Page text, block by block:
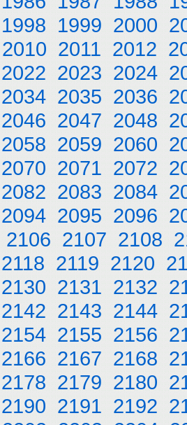
1998 1999 2000
2010 2011 2012
2022 2023 2024
2034 2035 2036
2046 2047 2048
2058 2059 2060
2070 2071 2072
2082 2083 2084
2094 2095 2096
2106 2107 2108
2118 2119 2120
2130 2131 2132
2142 2143 2144
2154 2155 2156
2166 2167 2168
2178 2179 2180
2190 2191 2192